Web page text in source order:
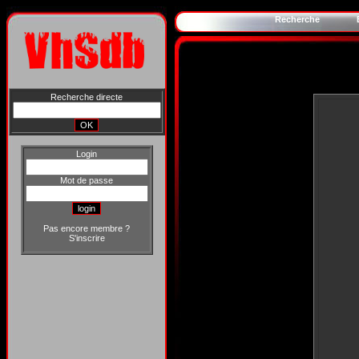
Recherche directe
Login
Mot de passe
Pas encore membre ?
S'inscrire
Recherche